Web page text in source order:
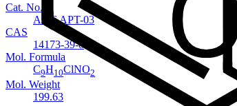
Cat. No.
ANT-APT-03
CAS
14173-39-8
Mol. Formula
C9H10ClNO2
Mol. Weight
199.63